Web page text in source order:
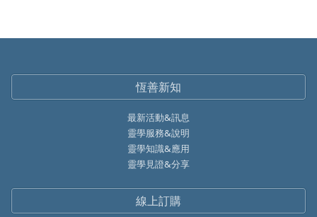
恆善新知
最新活動&訊息
靈學服務&說明
靈學知識&應用
靈學見證&分享
線上訂購